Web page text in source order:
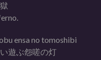
ensa no tomoshibi
遊ぶ怨嗟の灯